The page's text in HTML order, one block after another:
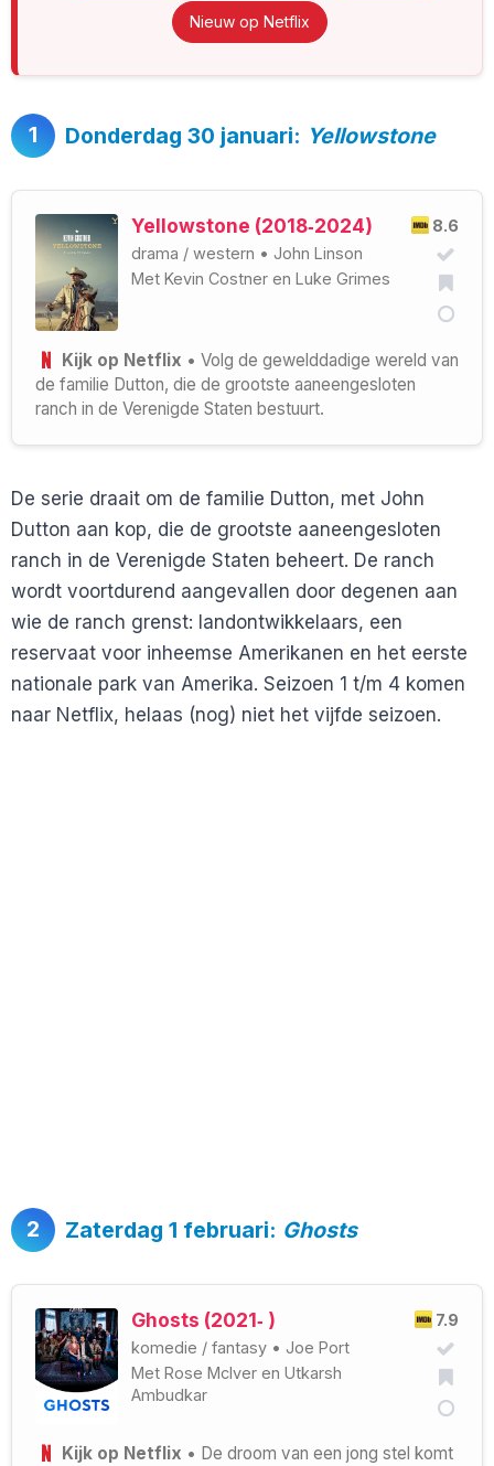
Nieuw op Netflix
1 Donderdag 30 januari: Yellowstone
8.6
Yellowstone (2018‑2024)
drama / western • John Linson
Met Kevin Costner en Luke Grimes
Kijk op Netflix • Volg de gewelddadige wereld van
de familie Dutton, die de grootste aaneengesloten
ranch in de Verenigde Staten bestuurt.
De serie draait om de familie Dutton, met John
Dutton aan kop, die de grootste aaneengesloten
ranch in de Verenigde Staten beheert. De ranch
wordt voortdurend aangevallen door degenen aan
wie de ranch grenst: landontwikkelaars, een
reservaat voor inheemse Amerikanen en het eerste
nationale park van Amerika. Seizoen 1 t/m 4 komen
naar Netflix, helaas (nog) niet het vijfde seizoen.
2 Zaterdag 1 februari: Ghosts
7.9
Ghosts (2021‑ )
komedie / fantasy • Joe Port
Met Rose McIver en Utkarsh
Ambudkar
Kijk op Netflix • De droom van een jong stel komt